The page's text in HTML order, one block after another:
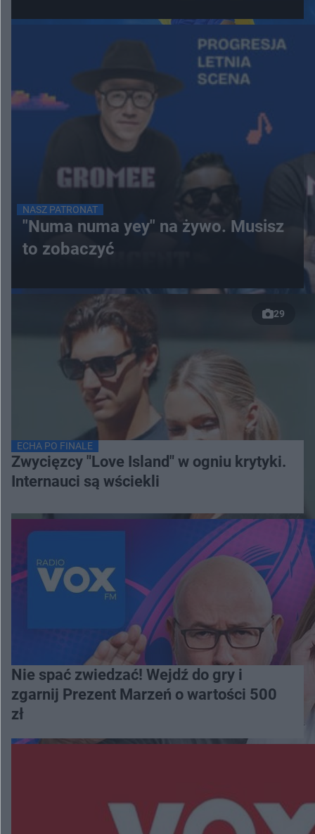
NASZ PATRONAT
"Numa numa yey" na żywo. Musisz
to zobaczyć
29
ECHA PO FINALE
Zwycięzcy "Love Island" w ogniu krytyki.
Internauci są wściekli
Nie spać zwiedzać! Wejdź do gry i
zgarnij Prezent Marzeń o wartości 500
zł